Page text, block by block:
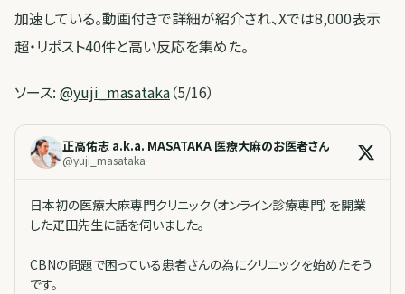
加速している。動画付きで詳細が紹介され、Xでは8,000表示
超・リポスト40件と高い反応を集めた。
ソース: @yuji_masataka（5/16）
正高佑志 a.k.a. MASATAKA 医療大麻のお医者さん
@yuji_masataka
日本初の医療大麻専門クリニック（オンライン診療専門）を開業
した疋田先生に話を伺いました。
CBNの問題で困っている患者さんの為にクリニックを始めたそう
です。